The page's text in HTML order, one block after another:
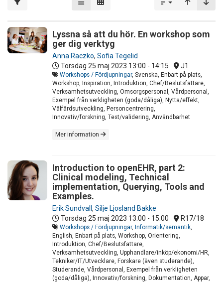
Lyssna så att du hör. En workshop som
ger dig verktyg
Anna Raczko, Sofia Tegelid
Torsdag 25 maj 2023 13:00 - 14:15 J1
Workshops / Fördjupningar, Svenska, Enbart på plats,
Workshop, Inspiration, Introduktion, Chef/Beslutsfattare,
Verksamhetsutveckling, Omsorgspersonal, Vårdpersonal,
Exempel från verkligheten (goda/dåliga), Nytta/effekt,
Välfärdsutveckling, Personcentrering,
Innovativ/forskning, Test/validering, Användbarhet
Mer information
Introduction to openEHR, part 2:
Clinical modeling, Technical
implementation, Querying, Tools and
Examples.
Erik Sundvall , Silje Ljosland Bakke
Torsdag 25 maj 2023 13:00 - 15:00 R17/18
Workshops / Fördjupningar, Informatik/semantik
English, Enbart på plats, Workshop, Orientering,
Introduktion, Chef/Beslutsfattare,
Verksamhetsutveckling, Upphandlare/inköp/ekonomi/HR,
Tekniker/IT/Utvecklare, Forskare (även studerande),
Studerande, Vårdpersonal, Exempel från verkligheten
(goda/dåliga), Innovativ/forskning, Dokumentation, Appar,